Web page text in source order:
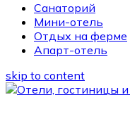
Санаторий
Мини-отель
Отдых на ферме
Апарт-отель
skip to content